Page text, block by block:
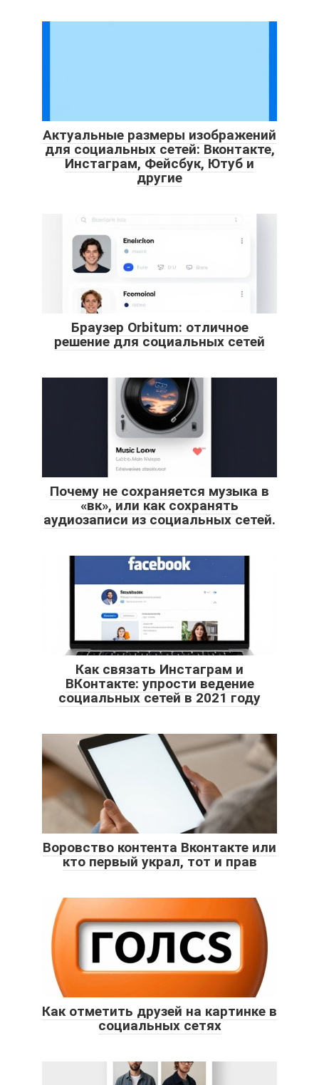
Актуальные размеры изображений
для социальных сетей: Вконтакте,
Инстаграм, Фейсбук, Ютуб и
другие
Браузер Orbitum: отличное
решение для социальных сетей
Почему не сохраняется музыка в
«вк», или как сохранять
аудиозаписи из социальных сетей.
Как связать Инстаграм и
ВКонтакте: упрости ведение
социальных сетей в 2021 году
Воровство контента Вконтакте или
кто первый украл, тот и прав
Как отметить друзей на картинке в
социальных сетях